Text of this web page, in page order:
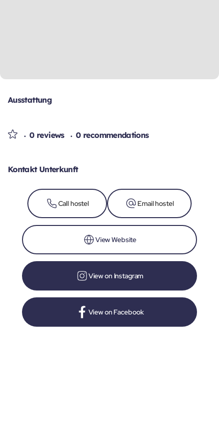
Ausstattung
0 reviews 0 recommendations
Kontakt Unterkunft
Call hostel Email hostel
View Website
View on Instagram
View on Facebook